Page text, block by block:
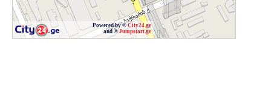
Powered by © City24.ge
and ©Jumpstart.ge